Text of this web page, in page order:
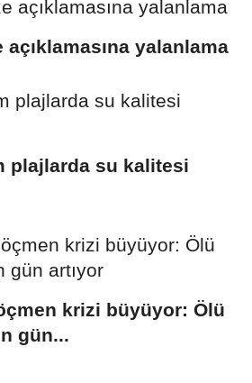
açıklamasına yalanlama
plajlarda su kalitesi
krizi büyüyor: Ölü
gün...